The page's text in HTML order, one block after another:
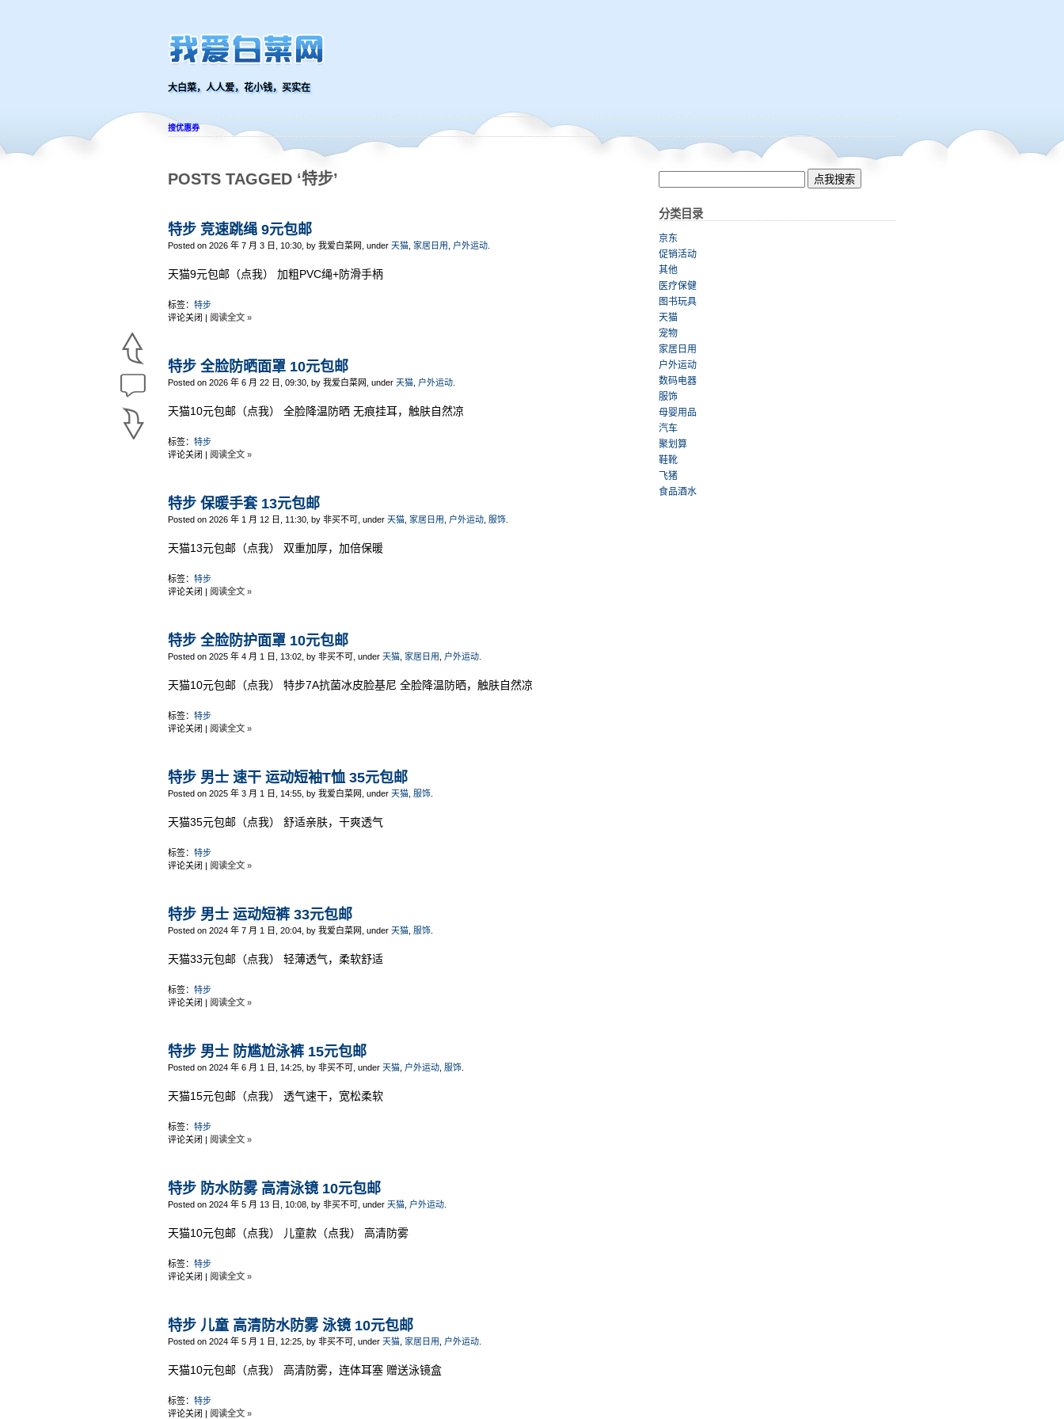
大白菜，人人爱，花小钱，买实在
搜优惠券
POSTS TAGGED ‘特步’
特步 竞速跳绳 9元包邮
Posted on 2026 年 7 月 3 日, 10:30, by 我爱白菜网, under 天猫 家居日用 户外运动
天猫9元包邮（点我） 加粗PVC绳+防滑手柄
标签： 特步
评论关闭 | 阅读全文 »
特步 全脸防晒面罩 10元包邮
Posted on 2026 年 6 月 22 日, 09:30, by 我爱白菜网, under 天猫 户外运动
天猫10元包邮（点我） 全脸降温防晒 无痕挂耳，触肤自然凉
标签： 特步
评论关闭 | 阅读全文 »
特步 保暖手套 13元包邮
Posted on 2026 年 1 月 12 日, 11:30, by 非买不可, under 天猫 家居日用 户外运动 服饰
天猫13元包邮（点我） 双重加厚，加倍保暖
标签： 特步
评论关闭 | 阅读全文 »
特步 全脸防护面罩 10元包邮
Posted on 2025 年 4 月 1 日, 13:02, by 非买不可, under 天猫 家居日用 户外运动
天猫10元包邮（点我） 特步7A抗菌冰皮脸基尼 全脸降温防晒，触肤自然凉
标签： 特步
评论关闭 | 阅读全文 »
特步 男士 速干 运动短袖T恤 35元包邮
Posted on 2025 年 3 月 1 日, 14:55, by 我爱白菜网, under 天猫 服饰
天猫35元包邮（点我） 舒适亲肤，干爽透气
标签： 特步
评论关闭 | 阅读全文 »
特步 男士 运动短裤 33元包邮
Posted on 2024 年 7 月 1 日, 20:04, by 我爱白菜网, under 天猫 服饰
天猫33元包邮（点我） 轻薄透气，柔软舒适
标签： 特步
评论关闭 | 阅读全文 »
特步 男士 防尴尬泳裤 15元包邮
Posted on 2024 年 6 月 1 日, 14:25, by 非买不可, under 天猫 户外运动 服饰
天猫15元包邮（点我） 透气速干，宽松柔软
标签： 特步
评论关闭 | 阅读全文 »
特步 防水防雾 高清泳镜 10元包邮
Posted on 2024 年 5 月 13 日, 10:08, by 非买不可, under 天猫 户外运动
天猫10元包邮（点我） 儿童款（点我） 高清防雾
标签： 特步
评论关闭 | 阅读全文 »
特步 儿童 高清防水防雾 泳镜 10元包邮
Posted on 2024 年 5 月 1 日, 12:25, by 非买不可, under 天猫 家居日用 户外运动
天猫10元包邮（点我） 高清防雾，连体耳塞 赠送泳镜盒
标签： 特步
评论关闭 | 阅读全文 »
分类目录
京东
促销活动
其他
医疗保健
图书玩具
天猫
宠物
家居日用
户外运动
数码电器
服饰
母婴用品
汽车
聚划算
鞋靴
飞猪
食品酒水